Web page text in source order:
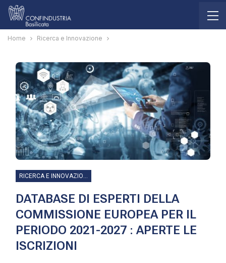
Home Ricerca e Innovazione
RICERCA E INNOVAZIONE
DATABASE DI ESPERTI DELLA
COMMISSIONE EUROPEA PER IL
PERIODO 2021-2027 : APERTE LE
ISCRIZIONI